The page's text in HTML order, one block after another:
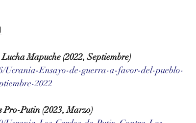
Mapuche (2022, Septiembre)
Ucrania-Ensayo-de-guerra-a-favor-del-pueblo-
2022
Pro-Putin (2023, Marzo)